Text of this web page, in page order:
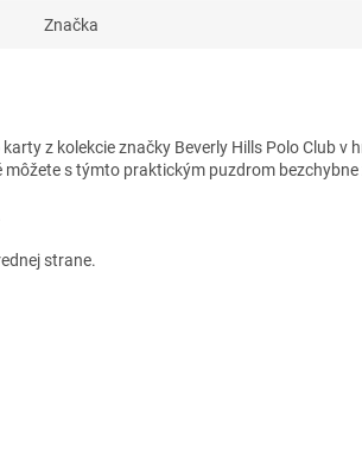
Značka
kartyz kolekcie značky Beverly Hills Polo Club v
môžete s týmto praktickým puzdrom
strane.